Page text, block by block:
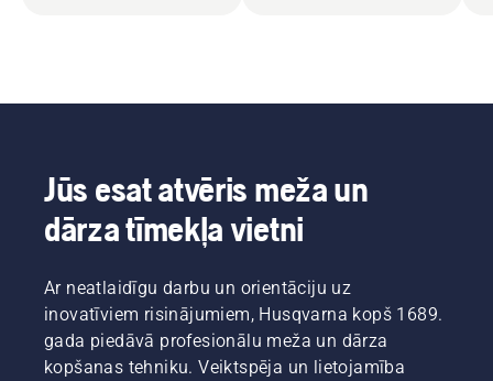
Jūs esat atvēris meža un
dārza tīmekļa vietni
Ar neatlaidīgu darbu un orientāciju uz
inovatīviem risinājumiem, Husqvarna kopš 1689.
gada piedāvā profesionālu meža un dārza
kopšanas tehniku. Veiktspēja un lietojamība